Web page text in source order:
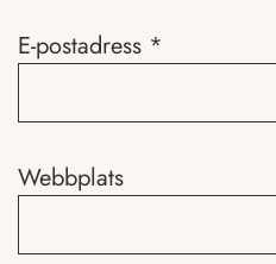
E-postadress *
Webbplats